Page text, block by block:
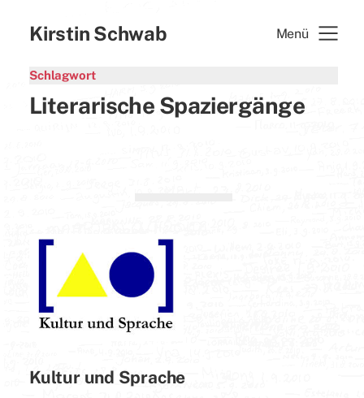
Kirstin Schwab Menü
Schlagwort
Literarische Spaziergänge
Kultur und Sprache